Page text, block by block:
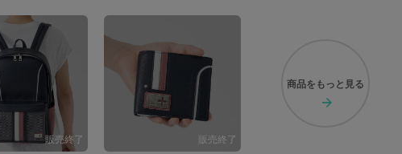
商品を もっと見る